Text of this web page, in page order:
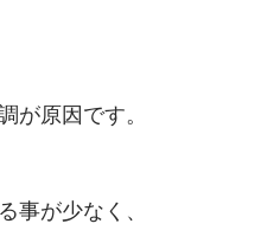
が原因です。
事が少なく、